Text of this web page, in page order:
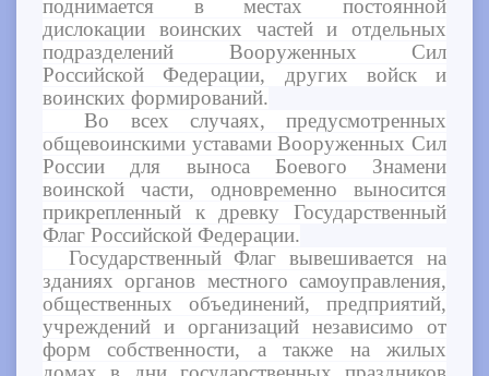
поднимается в местах постоянной
дислокации воинских частей и отдельных
подразделений Вооруженных Сил
Российской Федерации, других войск и
воинских формирований.
Во всех случаях, предусмотренных
общевоинскими уставами Вооруженных Сил
России для выноса Боевого Знамени
воинской части, одновременно выносится
прикрепленный к древку Государственный
Флаг Российской Федерации.
Государственный Флаг вывешивается на
зданиях органов местного самоуправления,
общественных объединений, предприятий,
учреждений и организаций независимо от
форм собственности, а также на жилых